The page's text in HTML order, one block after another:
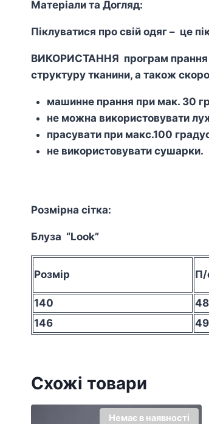
Матеріали та Догляд:
Піклуватися про свій одяг – це
ВИКОРИСТАННЯ програм прання з
структуру тканини, а також
машинне прання при мак. 30
не можна використовувати
прасувати при макс.100
не використовувати сушарки.
Розмірна сітка:
Блуза “Look”
Розмір П/
140
48
146
49
Схожі товари
Немає в наявності